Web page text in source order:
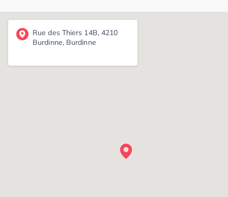
Rue des Thiers 14B, 4210
Burdinne, Burdinne